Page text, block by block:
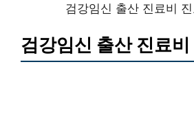
검강임신 출산 진료비
검강임신 출산 진료